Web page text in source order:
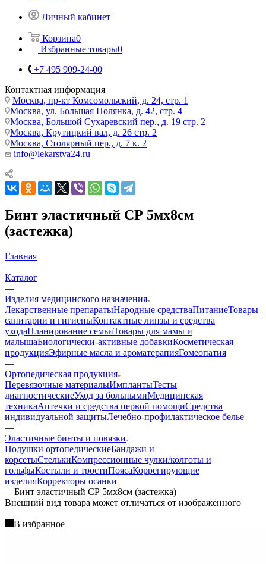
Личный кабинет
Корзина0
Избранные товары0
+7 495 909-24-00
Контактная информация
Москва, пр-кт Комсомольский, д. 24, стр. 1
Москва, ул. Большая Полянка, д. 42, стр. 4
Москва, Большой Сухаревский пер., д. 19 стр. 2
Москва, Крутицкий вал, д. 26 стр. 2
Москва, Столярный пер., д. 7 к. 2
info@lekarstva24.ru
Бинт эластичный СР 5мх8см
(застежка)
Главная
—
Каталог
—
Изделия медицинского назначения
Лекарственные препаратыНародные средстваПитаниеТовары
санитарии и гигиеныКонтактные линзы и средства
уходаПланирование семьиТовары для мамы и
малышаБиологически-активные добавкиКосметическая
продукцияЭфирные масла и ароматерапияГомеопатия
—
Ортопедическая продукция
Перевязочные материалыИмплантыТесты
диагностическиеУход за больнымиМедицинская
техникаАптечки и средства первой помощиСредства
индивидуальной защитыЛечебно-профилактическое белье
—
Эластичные бинты и повязки
Подушки ортопедическиеБандажи и
корсетыСтелькиКомпрессионные чулки/колготы и
гольфыКостыли и тростиПоясаКоррегирующие
изделияКорректоры осанки
—Бинт эластичный СР 5мх8см (застежка)
Bнешний вид товара может отличаться от изображённого
В избранное